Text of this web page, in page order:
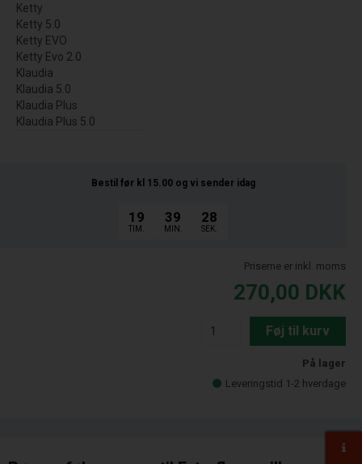
Ketty
Ketty 5.0
Ketty EVO
Ketty Evo 2.0
Klaudia
Klaudia 5.0
Klaudia Plus
Klaudia Plus 5.0
Bestil før kl 15.00 og vi sender idag
19
TIM.
39
MIN.
27
SEK.
Priserne er inkl. moms
270,00 DKK
Føj til kurv
På lager
Leveringstid 1-2 hverdage